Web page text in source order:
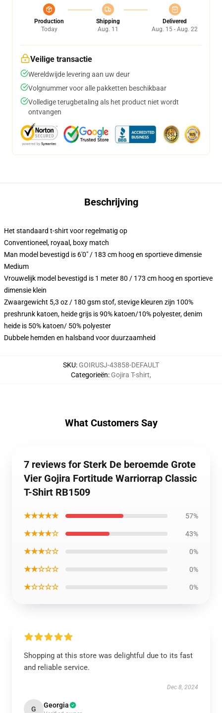
Production
Today
Shipping
Aug. 11
Delivered
Aug. 15 - Aug. 22
Veilige transactie
Wereldwijde levering aan uw deur
Volgnummer voor alle pakketten beschikbaar
Volledige terugbetaling als het product niet wordt
ontvangen
Beschrijving
Het standaard t-shirt voor regelmatig op
Conventioneel, royaal, boxy match
Man model bevestigd is 6'0" / 183 cm hoog en sportieve dimensie
Medium
Vrouwelijk model bevestigd is 1 meter 80 / 173 cm hoog en sportieve
dimensie klein
Zwaargewicht 5,3 oz / 180 gsm stof, stevige kleuren zijn 100%
preshrunk katoen, heide grijs is 90% katoen/10% polyester, denim
heide is 50% katoen/ 50% polyester
Dubbele hemden en halsband voor duurzaamheid
SKU: GOIRUSJ-43858-DEFAULT
Categorieën: Gojira T-shirt,
What Customers Say
7 reviews for Sterk De beroemde Grote
Vier Gojira Fortitude Warriorrap Classic
T-Shirt RB1509
★★★★★ 57%
★★★★☆ 43%
★★★☆☆ 0%
★★☆☆☆ 0%
★☆☆☆☆ 0%
Shopping at this store was delightful due to its fast
and reliable service.
Dec 8, 2024
G Georgia